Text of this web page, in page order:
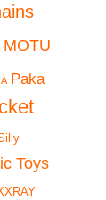
MOTU
Paka
Toys